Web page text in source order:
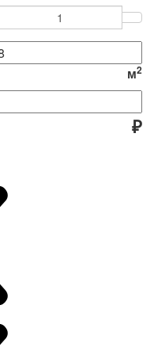
м2
₽